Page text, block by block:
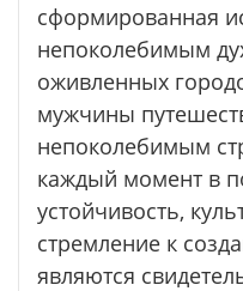
сформированная
непоколебимым
оживленных
мужчины
непоколебимым
каждый момент в
устойчивость,
стремление к
являются